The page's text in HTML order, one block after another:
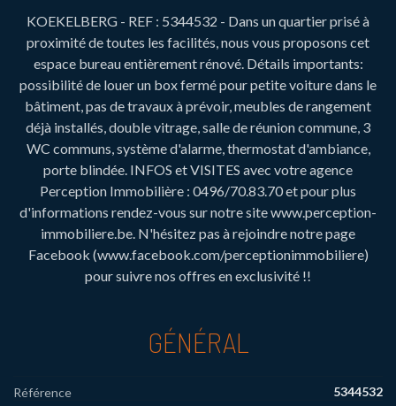
KOEKELBERG - REF : 5344532 - Dans un quartier prisé à
proximité de toutes les facilités, nous vous proposons cet
espace bureau entièrement rénové. Détails importants:
possibilité de louer un box fermé pour petite voiture dans le
bâtiment, pas de travaux à prévoir, meubles de rangement
déjà installés, double vitrage, salle de réunion commune, 3
WC communs, système d'alarme, thermostat d'ambiance,
porte blindée. INFOS et VISITES avec votre agence
Perception Immobilière : 0496/70.83.70 et pour plus
d'informations rendez-vous sur notre site www.perception-
immobiliere.be. N'hésitez pas à rejoindre notre page
Facebook (www.facebook.com/perceptionimmobiliere)
pour suivre nos offres en exclusivité !!
GÉNÉRAL
Référence
5344532